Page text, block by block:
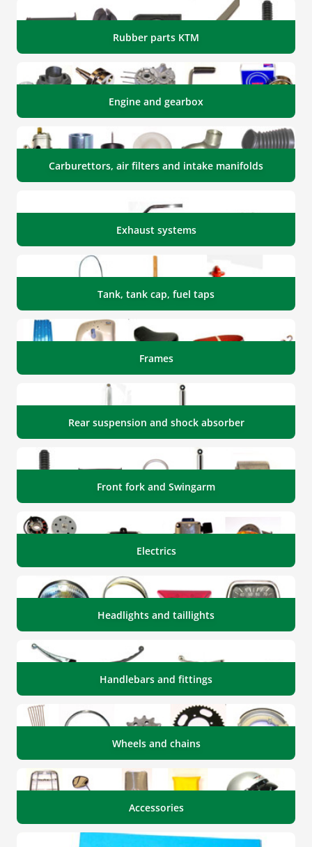
Rubber parts KTM
Engine and gearbox
Carburettors, air filters and intake manifolds
Exhaust systems
Tank, tank cap, fuel taps
Frames
Rear suspension and shock absorber
Front fork and Swingarm
Electrics
Headlights and taillights
Handlebars and fittings
Wheels and chains
Accessories